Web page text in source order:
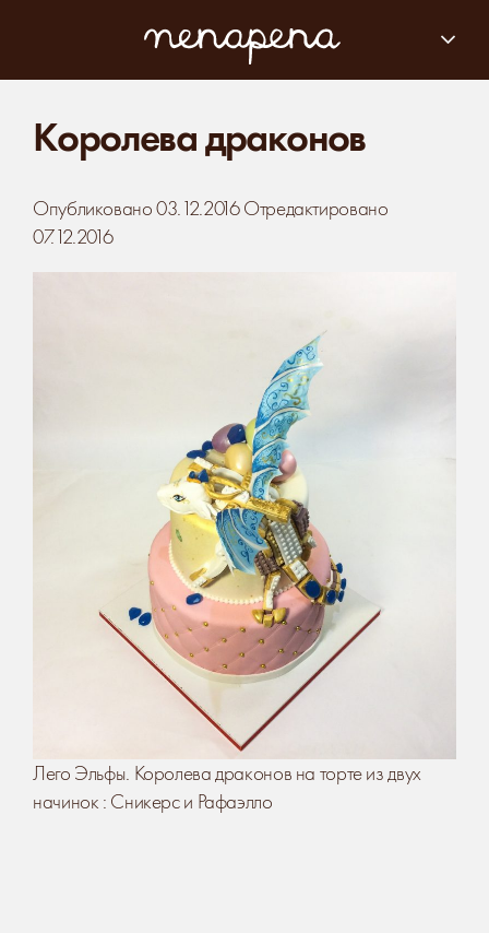
Королева драконов
Опубликовано03.12.2016Отредактировано
07.12.2016
Лего Эльфы. Королева драконов на торте из двух
начинок : Сникерс и Рафаэлло